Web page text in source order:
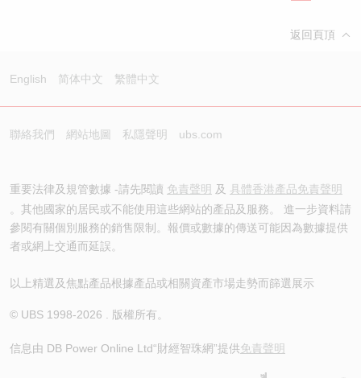
返回頁頂
English 简体中文 繁體中文
聯絡我們 網站地圖 私隱聲明 ubs.com
重要法律及規管數據 -請先閱讀 免責聲明 及 具體香港產品免責聲明
。其他國家的居民或不能使用這些網站的產品及服務。 進一步資料請
參閱有關個別服務的銷售限制。報價或數據的傳送可能因為數據提供
者或網上交通而延誤。
以上精選及焦點產品根據產品或相關資產市場走勢而篩選展示
© UBS 1998-2026 . 版權所有。
信息由 DB Power Online Ltd“財經智珠網”提供免責聲明